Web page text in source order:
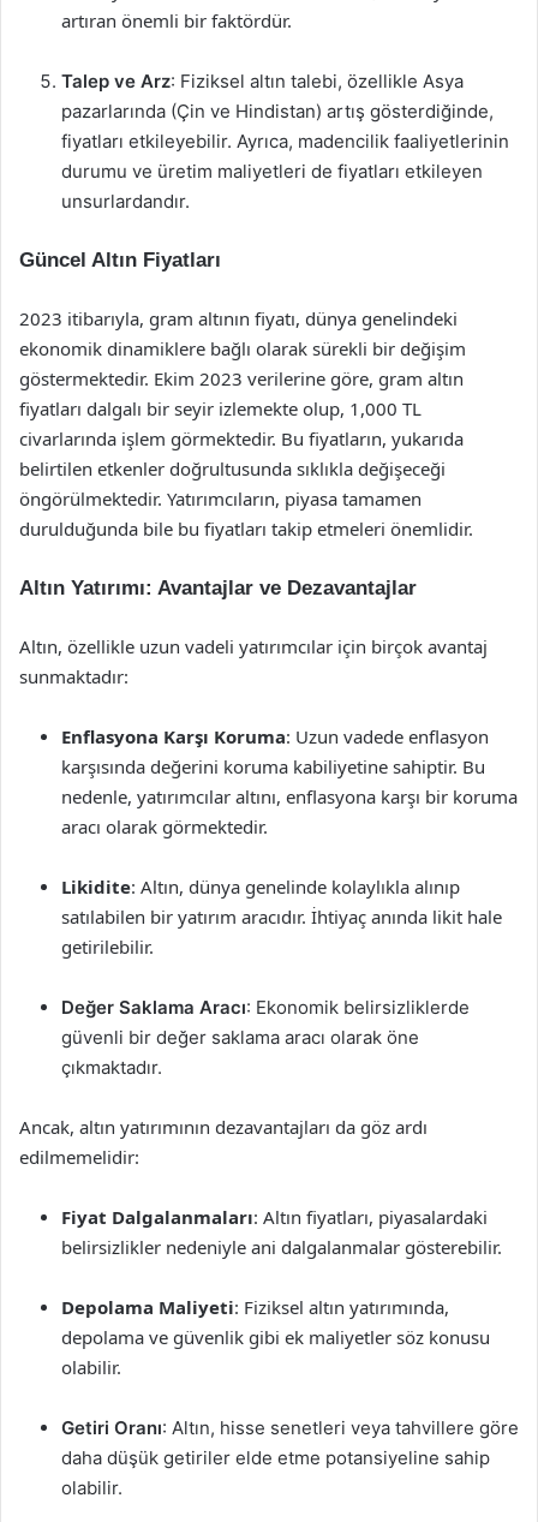
artıran önemli bir faktördür.
Talep ve Arz: Fiziksel altın talebi, özellikle Asya
pazarlarında (Çin ve Hindistan) artış gösterdiğinde,
fiyatları etkileyebilir. Ayrıca, madencilik faaliyetlerinin
durumu ve üretim maliyetleri de fiyatları etkileyen
unsurlardandır.
Güncel Altın Fiyatları
2023 itibarıyla, gram altının fiyatı, dünya genelindeki
ekonomik dinamiklere bağlı olarak sürekli bir değişim
göstermektedir. Ekim 2023 verilerine göre, gram altın
fiyatları dalgalı bir seyir izlemekte olup, 1,000 TL
civarlarında işlem görmektedir. Bu fiyatların, yukarıda
belirtilen etkenler doğrultusunda sıklıkla değişeceği
öngörülmektedir. Yatırımcıların, piyasa tamamen
durulduğunda bile bu fiyatları takip etmeleri önemlidir.
Altın Yatırımı: Avantajlar ve Dezavantajlar
Altın, özellikle uzun vadeli yatırımcılar için birçok avantaj
sunmaktadır:
Enflasyona Karşı Koruma: Uzun vadede enflasyon
karşısında değerini koruma kabiliyetine sahiptir. Bu
nedenle, yatırımcılar altını, enflasyona karşı bir koruma
aracı olarak görmektedir.
Likidite: Altın, dünya genelinde kolaylıkla alınıp
satılabilen bir yatırım aracıdır. İhtiyaç anında likit hale
getirilebilir.
Değer Saklama Aracı: Ekonomik belirsizliklerde
güvenli bir değer saklama aracı olarak öne
çıkmaktadır.
Ancak, altın yatırımının dezavantajları da göz ardı
edilmemelidir:
Fiyat Dalgalanmaları: Altın fiyatları, piyasalardaki
belirsizlikler nedeniyle ani dalgalanmalar gösterebilir.
Depolama Maliyeti: Fiziksel altın yatırımında,
depolama ve güvenlik gibi ek maliyetler söz konusu
olabilir.
Getiri Oranı: Altın, hisse senetleri veya tahvillere göre
daha düşük getiriler elde etme potansiyeline sahip
olabilir.